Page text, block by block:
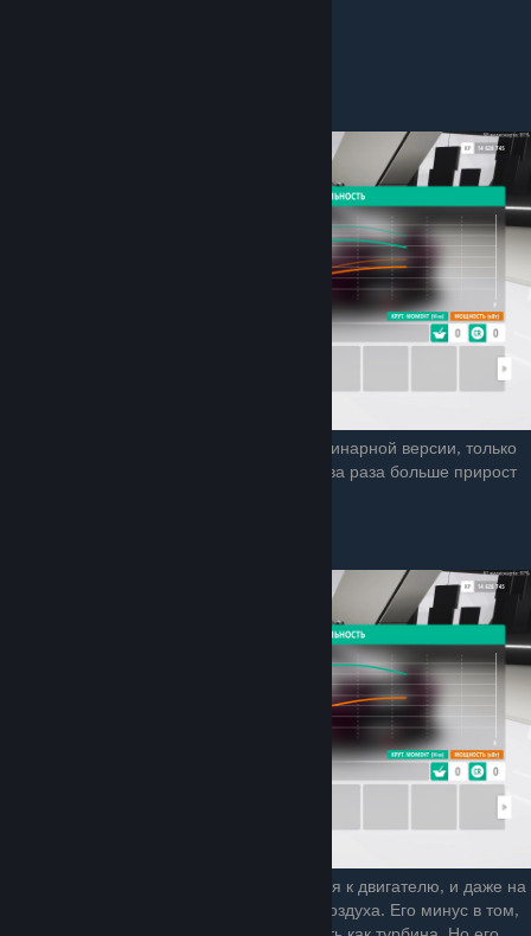
Принцип работы абсолютно идентичен одинарной версии, только
здесь две турбины, и вместе они дают в два раза больше прирост
Данный нагнетатель ремнём подключается к двигателю, и даже на
малых оборотах производит нагнетание воздуха. Его минус в том,